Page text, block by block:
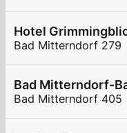
Hotel
Bad Mitterndorf 279
Bad Mitterndorf-
Bad Mitterndorf 405